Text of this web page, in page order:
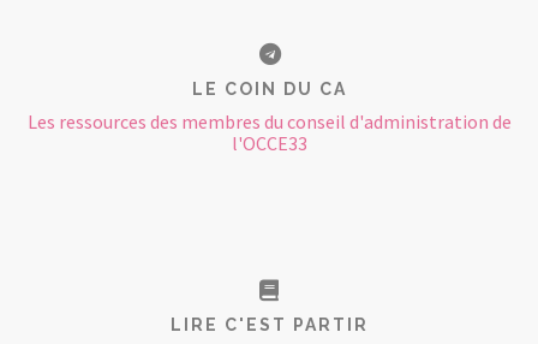
LE COIN DU CA
Les ressources des membres du conseil d'administration de
l'OCCE33
LIRE C'EST PARTIR